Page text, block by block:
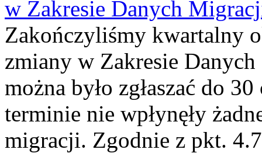
w Zakresie Danych
Zakończyliśmy kwartalny
zmiany w Zakresie
można było zgłaszać do
terminie nie wpłynęły
migracji. Zgodnie z pkt.